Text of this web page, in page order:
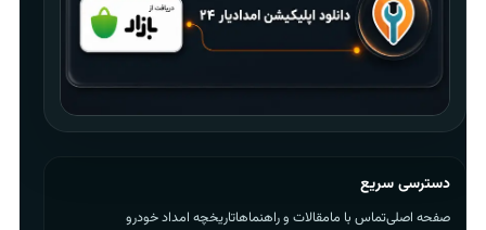
دسترسی سریع
صفحه اصلیتماس با مامقالات و راهنماهاتاریخچه امداد خودرو